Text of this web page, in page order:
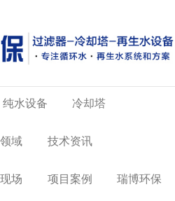
纯水设备 冷却塔
域 技术资讯
场 项目案例 瑞博环保